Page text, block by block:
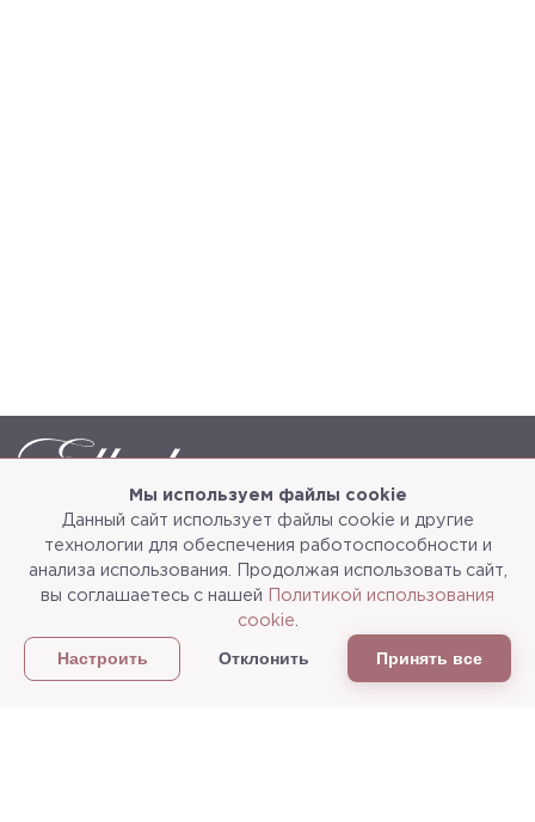
Мы используем файлы cookie
Данный сайт использует файлы cookie и другие
технологии для обеспечения работоспособности и
анализа использования. Продолжая использовать сайт,
вы соглашаетесь с нашей
Политикой использования
cookie
Настроить Отклонить Принять все
Каталог О компании
3d-тур
Сотрудничество Доставка и упаковка
Политика конфиденциальности